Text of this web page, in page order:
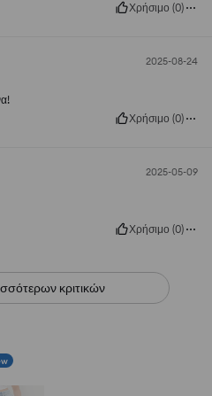
Χρήσιμο (0)
2025-08-24
Χρήσιμο (0)
2025-05-09
Χρήσιμο (0)
κριτικών